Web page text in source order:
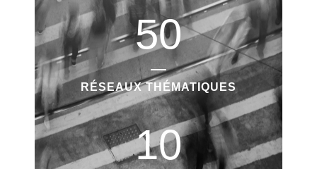
50
RÉSEAUX THÉMATIQUES
10